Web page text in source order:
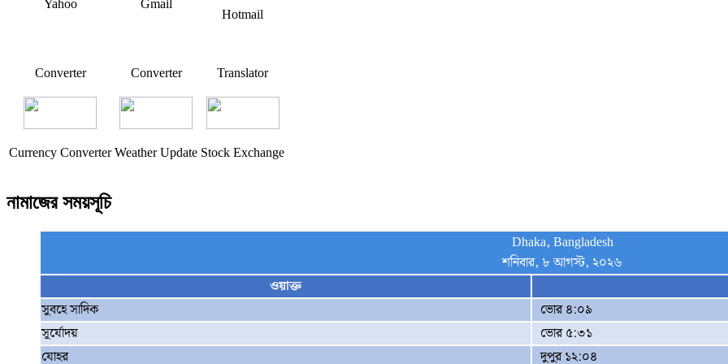
Yahoo Gmail
Hotmail
Converter Converter Translator
Currency Converter Weather Update Stock Exchange
নামাজের সময়সূচি
Dhaka, Bangladesh
শনিবার, ৮ আগস্ট, ২০২৬
ওয়াক্ত
সুবহে সাদিক
ভোর ৪:০৯
সূর্যোদয়
ভোর ৫:৩১
যোহর
দুপুর ১২:০৪